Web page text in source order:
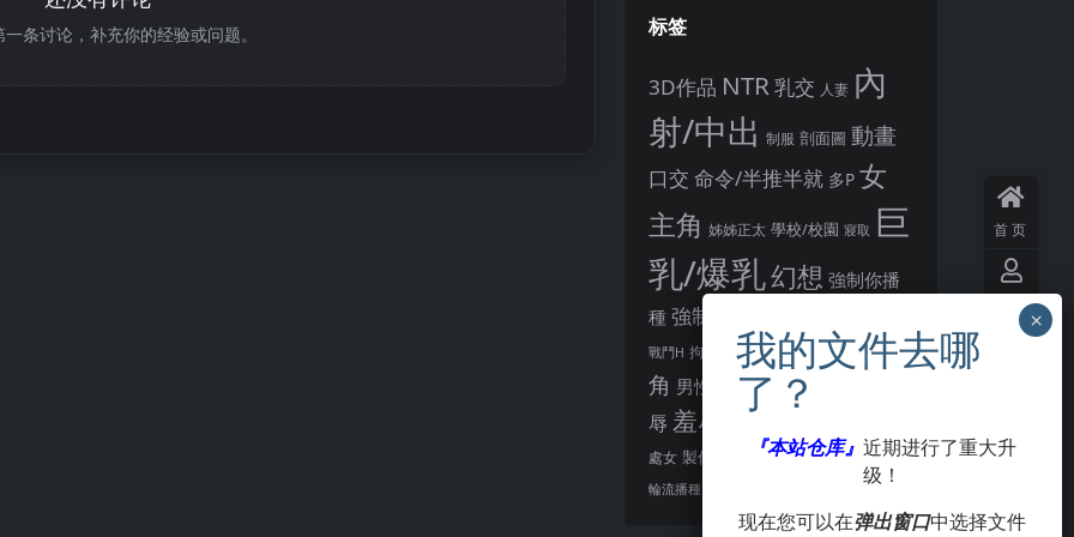
条讨论，补充你的经验或问题。 标签
3D作品 NTR乳交 人妻 內
射/中出 制服 剖面圖 動畫
口交 命令/半推半就 多P 女
主角 姊姊正太 學校/校園 寢取 巨
乳/爆乳幻想 強制你播
種 強制播種
戰鬥H 拘束 教育 暗示 沉淪快樂 男主
角 男性受 異種播種
辱 羞辱
處女 製作大師 觸手觸摸 賣春/援交
輪流播種
點陣圖
首页
用户
中心
『本站仓库』 近期进行了重大升
级！
现在您可以在弹出窗口中选择文件